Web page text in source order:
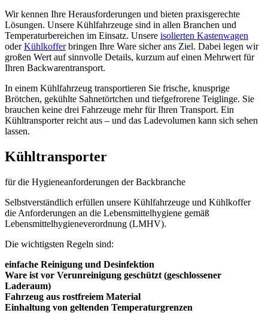
Wir kennen Ihre Herausforderungen und bieten praxisgerechte
Lösungen. Unsere Kühlfahrzeuge sind in allen Branchen und
Temperaturbereichen im Einsatz. Unsere isolierten Kastenwagen
oderKühlkofferbringen Ihre Ware sicher ans Ziel. Dabei legen wir
großen Wert auf sinnvolle Details, kurzum auf einen Mehrwert für
Ihren Backwarentransport.
In einem Kühlfahrzeug transportieren Sie frische, knusprige
Brötchen, gekühlte Sahnetörtchen und tiefgefrorene Teiglinge. Sie
brauchen keine drei Fahrzeuge mehr für Ihren Transport. Ein
Kühltransporter reicht aus – und das Ladevolumen kann sich sehen
lassen.
Kühltransporter
für die Hygieneanforderungen der Backbranche
Selbstverständlich erfüllen unsere Kühlfahrzeuge und Kühlkoffer
die Anforderungen an die Lebensmittelhygiene gemäß
Lebensmittelhygieneverordnung (LMHV).
Die wichtigsten Regeln sind:
einfache Reinigung und Desinfektion
Ware ist vor Verunreinigung geschützt (geschlossener
Laderaum)
Fahrzeug aus rostfreiem Material
Einhaltung von geltenden Temperaturgrenzen